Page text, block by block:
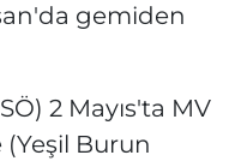
gemiden
2 Mayıs'ta MV
Burun